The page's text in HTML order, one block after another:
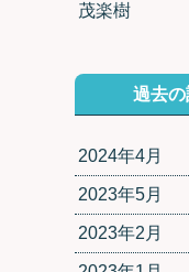
茂楽樹
過去の
2024年4月
2023年5月
2023年2月